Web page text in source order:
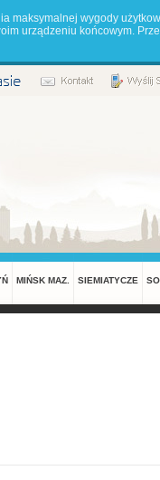
wygody
urządzeniu końcowym.
MIŃSK MAZ. SIEMIATYCZE